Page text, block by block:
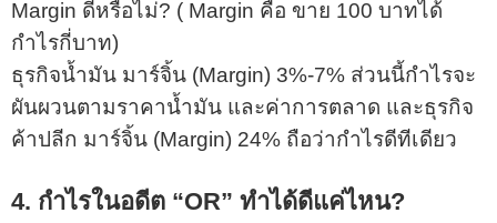
Margin ดีหรือไม่? ( Margin คือ ขาย 100 บาทได้
กำไรกี่บาท)
ธุรกิจน้ำมัน มาร์จิ้น (Margin) 3%-7% ส่วนนี้กำไรจะ
ผันผวนตามราคาน้ำมัน และค่าการตลาด และธุรกิจ
ค้าปลีก มาร์จิ้น (Margin) 24% ถือว่ากำไรดีทีเดียว
4. กำไรในอดีต “OR” ทำได้ดีแค่ไหน?